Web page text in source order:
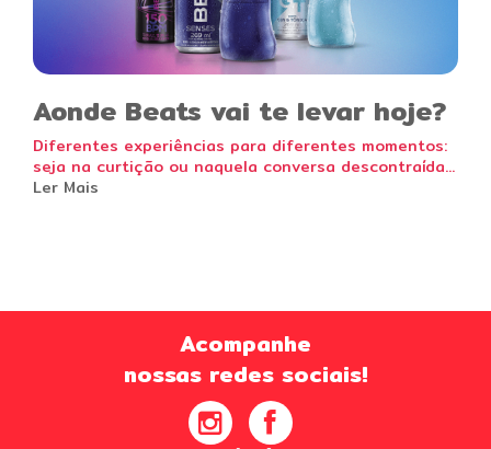
Aonde Beats vai te levar hoje?
Diferentes experiências para diferentes momentos:
seja na curtição ou naquela conversa descontraída...
Ler Mais
Acompanhe
nossas redes sociais!